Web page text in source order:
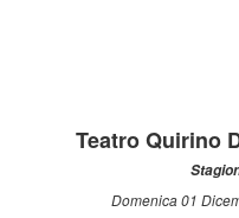
Teatro Quirino
Domenica 01